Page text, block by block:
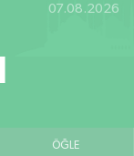
07.08.2026
ÖĞLE